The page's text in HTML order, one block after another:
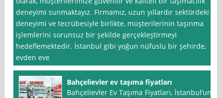
deneyimi sunmaktayız. Firmamız, uzun yıllardır sektördeki
deneyimi ve tecrübesiyle birlikte, müşterilerinin taşınma
işlemlerini sorunsuz bir şekilde gerçekleştirmeyi
hedeflemektedir. İstanbul gibi yoğun nüfuslu bir şehirde,
evden eve
Bahçelievler ev taşıma fiyatları
Bahçelievler Ev Taşıma Fiyatları, İstanbul‘un